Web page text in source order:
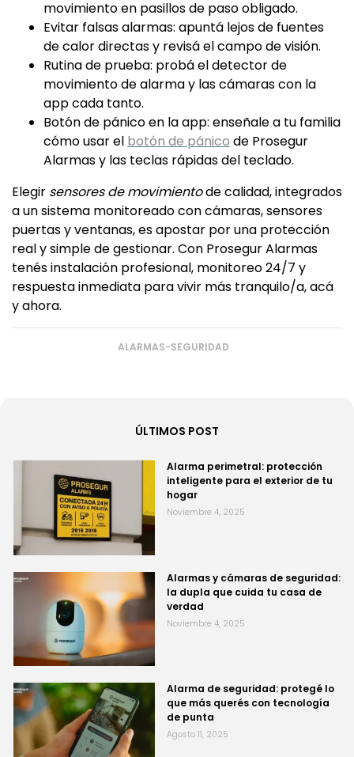
movimiento en pasillos de paso obligado.
Evitar falsas alarmas: apuntá lejos de fuentes
de calor directas y revisá el campo de visión.
Rutina de prueba: probá el detector de
movimiento de alarma y las cámaras con la
app cada tanto.
Botón de pánico en la app: enseñale a tu familia
cómo usar el botón de pánico de Prosegur
Alarmas y las teclas rápidas del teclado.
Elegir sensores de movimientode calidad, integrados
a un sistema monitoreado con cámaras, sensores
puertas y ventanas, es apostar por una protección
real y simple de gestionar. Con Prosegur Alarmas
tenés instalación profesional, monitoreo 24/7 y
respuesta inmediata para vivir más tranquilo/a, acá
y ahora.
ALARMAS-SEGURIDAD
ÚLTIMOS POST
Alarma perimetral: protección
inteligente para el exterior de tu
hogar
Noviembre 4, 2025
Alarmas y cámaras de seguridad:
la dupla que cuida tu casa de
verdad
Noviembre 4, 2025
Alarma de seguridad: protegé lo
que más querés con tecnología
de punta
Agosto 11, 2025